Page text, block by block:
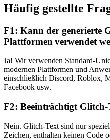
Häufig gestellte
F1: Kann der generierte
Plattformen verwendet
Ja! Wir verwenden Standard-
modernen Plattformen und
einschließlich Discord, Roblox,
Facebook usw.
F2: Beeinträchtigt Glitch-
Nein. Glitch-Text sind nur
Zeichen, enthalten keinen Code